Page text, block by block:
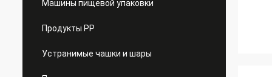
Машины пищевой упаковки
Продукты PP
Устранимые чашки и шары